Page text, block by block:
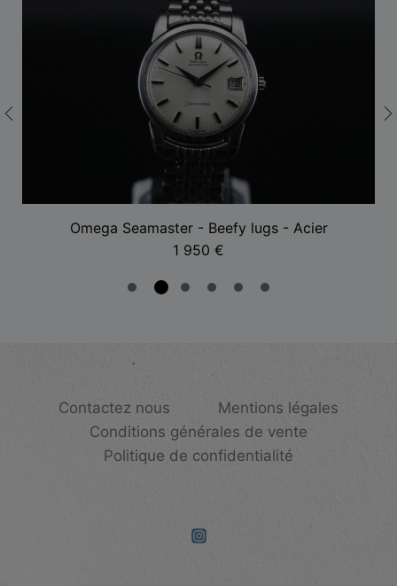
Omega Seamaster - Beefy lugs - Acier
1 950 €
Contactez nous
Mentions légales
Conditions générales de vente
Politique de confidentialité